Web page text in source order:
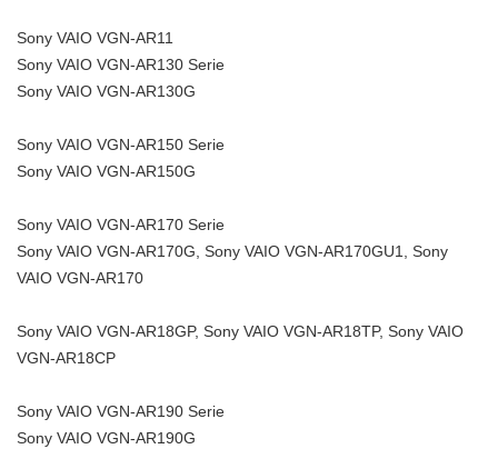
Sony VAIO VGN-AR11
Sony VAIO VGN-AR130 Serie
Sony VAIO VGN-AR130G
Sony VAIO VGN-AR150 Serie
Sony VAIO VGN-AR150G
Sony VAIO VGN-AR170 Serie
Sony VAIO VGN-AR170G, Sony VAIO VGN-AR170GU1, Sony
VAIO VGN-AR170
Sony VAIO VGN-AR18GP, Sony VAIO VGN-AR18TP, Sony VAIO
VGN-AR18CP
Sony VAIO VGN-AR190 Serie
Sony VAIO VGN-AR190G